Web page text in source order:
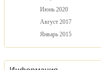
Июнь 2020
Август 2017
Январь 2015